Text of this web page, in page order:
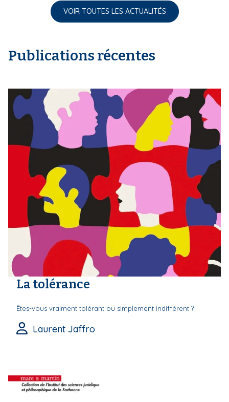
VOIR TOUTES LES ACTUALITÉS
Publications récentes
La tolérance
Êtes-vous vraiment tolérant ou simplement indifférent ?
Laurent Jaffro